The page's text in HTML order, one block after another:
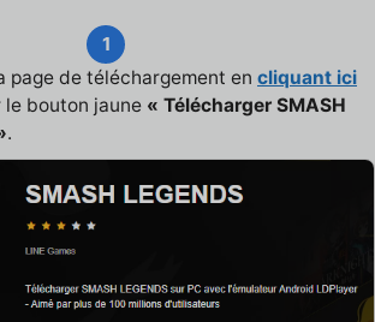
1
page de téléchargement en cliquant ici
le bouton jaune « Télécharger SMASH
.